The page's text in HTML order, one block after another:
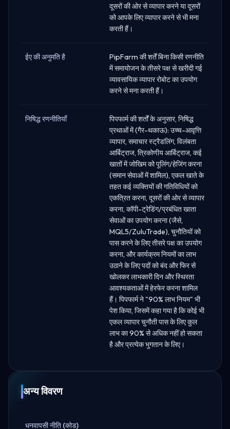
दूसरों की ओर से व्यापार करने या दूसरों
को आपके लिए व्यापार करने से भी मना
करती हैं।
ईए की अनुमति है
PipFarm की शर्तें बिना किसी रणनीति
में समायोजन के तीसरे पक्ष से खरीदी गई
व्यावसायिक व्यापार रोबोट का उपयोग
करने से मना करती हैं।
निषिद्ध रणनीतियाँ
पिपफार्म की शर्तों के अनुसार, निषिद्ध
प्रथाओं में (गैर-थकाऊ): उच्च-आवृत्ति
व्यापार, समाचार स्ट्रैडलिंग, विलंबता
आर्बिट्राज, त्रिकोणीय आर्बिट्राज, कई
खातों में जोखिम को पूलिंग/हेजिंग करना
(समान सेवाओं में शामिल), एकल खाते के
तहत कई व्यक्तियों की गतिविधियों को
एकत्रित करना, दूसरों की ओर से व्यापार
करना, कॉपी-ट्रेडिंग/प्रबंधित खाता
सेवाओं का उपयोग करना (जैसे,
MQL5/ZuluTrade), चुनौतियों को
पास करने के लिए तीसरे पक्ष का उपयोग
करना, और कार्यक्रम नियमों का लाभ
उठाने के लिए पदों को बंद और फिर से
खोलकर लाभकारी दिन और स्थिरता
आवश्यकताओं में हेरफेर करना शामिल
हैं। पिपफार्म ने "90% लाभ नियम" भी
पेश किया, जिसमें कहा गया है कि कोई भी
एकल व्यापार चुनौती पास के लिए कुल
लाभ का 90% से अधिक नहीं हो सकता
है और प्रत्येक भुगतान के लिए।
अन्य विवरण
धनवापसी नीति (कोड)